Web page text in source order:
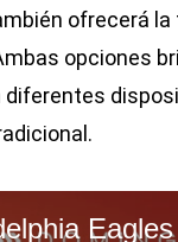
ofrecerá
opciones
diferentes